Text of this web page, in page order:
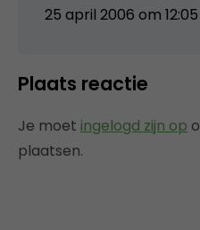
25 april 2006 om 12:05
Plaats reactie
Je moet ingelogd zijn op
plaatsen.